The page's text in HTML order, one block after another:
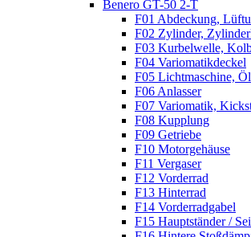
Benero GT-50 2-T
F01 Abdeckung,
F02 Zylinder,
F03 Kurbelwelle,
F04 Variomatikdeckel
F05 Lichtmaschine,
F06 Anlasser
F07 Variomatik,
F08 Kupplung
F09 Getriebe
F10 Motorgehäuse
F11 Vergaser
F12 Vorderrad
F13 Hinterrad
F14 Vorderradgabel
F15 Hauptständer /